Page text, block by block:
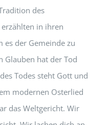
des
in ihren
es der Gemeinde zu
Glauben hat der Tod
Todes steht Gott und
modernen Osterlied
das Weltgericht. Wir